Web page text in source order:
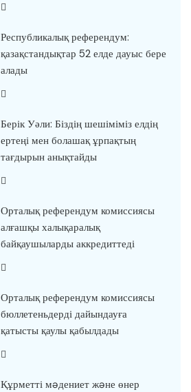
Республикалық референдум:
қазақстандықтар 52 елде дауыс бере
алады
Берік Уәли: Біздің шешіміміз елдің
ертеңі мен болашақ ұрпақтың
тағдырын анықтайды
Орталық референдум комиссиясы
алғашқы халықаралық
байқаушыларды аккредиттеді
Орталық референдум комиссиясы
бюллетеньдерді дайындауға
қатысты қаулы қабылдады
Құрметті мəдениет жəне өнер